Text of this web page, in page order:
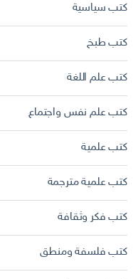
كتب سياسية
كتب طبخ
كتب علم اللغة
كتب علم نفس واجتماع
كتب علمية
كتب علمية مترجمة
كتب فكر وثقافة
كتب فلسفة ومنطق